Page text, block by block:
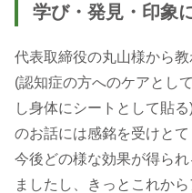
学び・発見・印象
代表取締役の丸山様から
(認知症の方へのケアとし
し身体にシートとして貼る
のお話には感銘を受けとて
今後どの様な効果が得ら
ましたし、きっとこれか